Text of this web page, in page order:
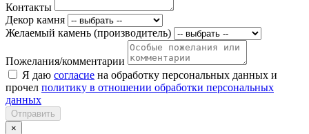
Контакты
Декор камня
Желаемый камень (производитель)
Пожелания/комментарии
Я даю согласие на обработку персональных данных и
прочел политику в отношении обработки персональных
данных
Отправить
×